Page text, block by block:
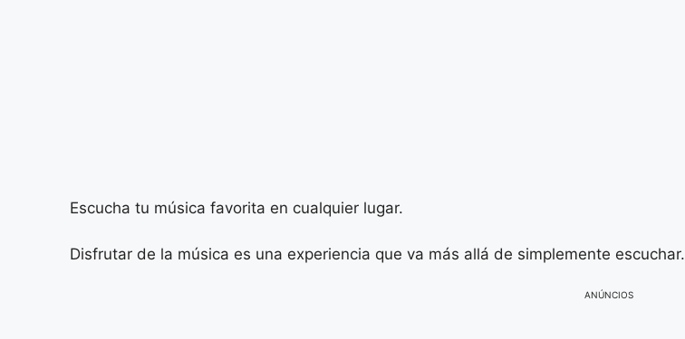
Escucha tu música favorita en cualquier lugar.
Disfrutar de la música es una experiencia que va más allá de simplemente escuchar.
ANÚNCIOS